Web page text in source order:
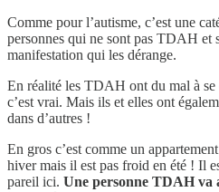
Comme pour l’autisme, c’est une
personnes qui ne sont pas TDAH et
manifestation qui les dérange.
En réalité les TDAH ont du mal à se
c’est vrai. Mais ils et elles ont
dans d’autres !
En gros c’est comme un
hiver mais il est pas froid en été ! Il
pareil ici. Une personne TDAH va